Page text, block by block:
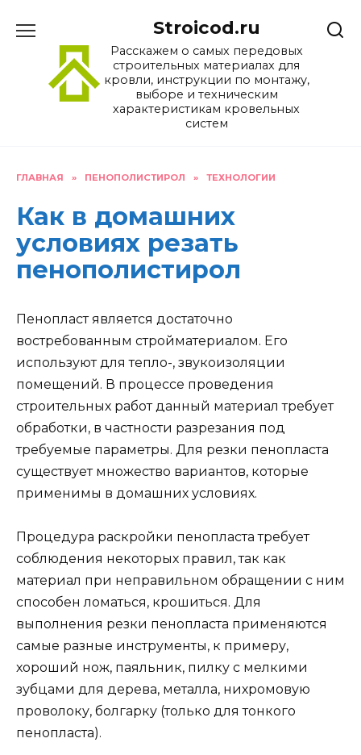
содержанию
Stroicod.ru
Расскажем о самых передовых
строительных материалах для
кровли, инструкции по монтажу,
выборе и техническим
характеристикам кровельных
систем
ГЛАВНАЯ » ПЕНОПОЛИСТИРОЛ » ТЕХНОЛОГИИ
Как в домашних
условиях резать
пенополистирол
Пенопласт является достаточно
востребованным стройматериалом. Его
используют для тепло-, звукоизоляции
помещений. В процессе проведения
строительных работ данный материал требует
обработки, в частности разрезания под
требуемые параметры. Для резки пенопласта
существует множество вариантов, которые
применимы в домашних условиях.
Процедура раскройки пенопласта требует
соблюдения некоторых правил, так как
материал при неправильном обращении с ним
способен ломаться, крошиться. Для
выполнения резки пенопласта применяются
самые разные инструменты, к примеру,
хороший нож, паяльник, пилку с мелкими
зубцами для дерева, металла, нихромовую
проволоку, болгарку (только для тонкого
пенопласта).